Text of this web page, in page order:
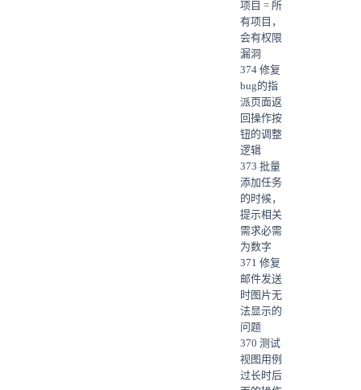
项目 = 所
有项目，
会有权限
漏洞
374 修复
bug的指
派页面返
回操作按
钮的调整
逻辑
373 批量
添加任务
的时候，
提示相关
需求必需
为数字
371 修复
邮件发送
时图片无
法显示的
问题
370 测试
视图用例
过长时后